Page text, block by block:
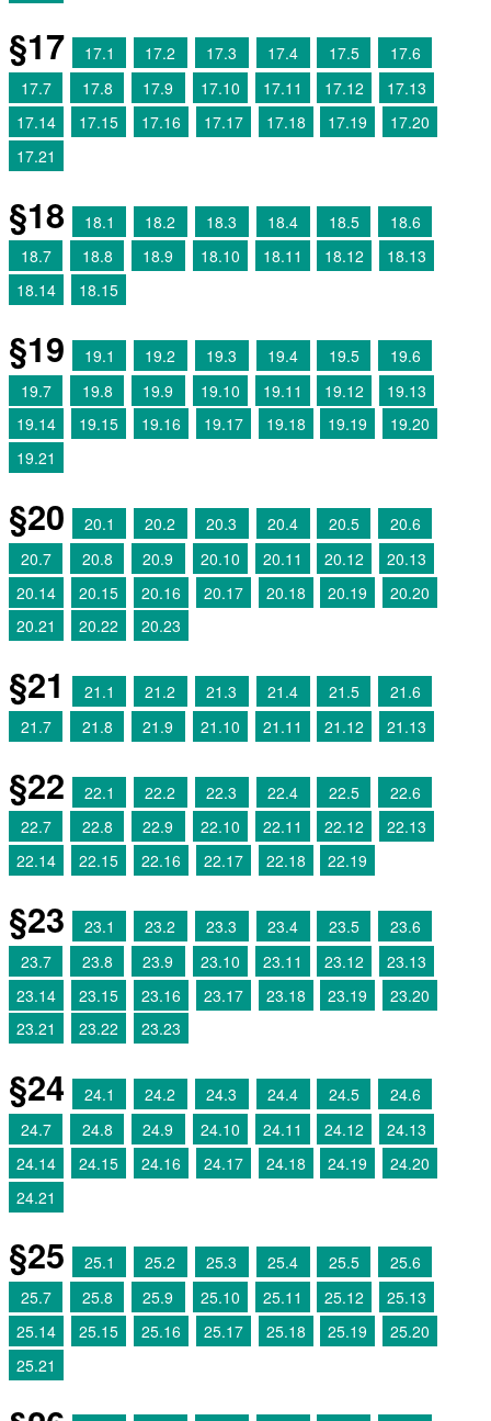
§17 17.1 17.2 17.3 17.4 17.5
17.6
17.7
17.8 17.9 17.10 17.11 17.12
17.13
17.14
17.15 17.16 17.17 17.18 17.19
17.20
17.21
§18 18.1 18.2 18.3 18.4 18.5
18.6
18.7
18.8 18.9 18.10 18.11 18.12
18.13
18.14
18.15
§19 19.1 19.2 19.3 19.4 19.5
19.6
19.7
19.8 19.9 19.10 19.11 19.12
19.13
19.14
19.15 19.16 19.17 19.18 19.19
19.20
19.21
§20 20.1 20.2 20.3 20.4 20.5
20.6
20.7
20.8 20.9 20.10 20.11 20.12
20.13
20.14
20.15 20.16 20.17 20.18 20.19
20.20
20.21
20.22 20.23
§21 21.1 21.2 21.3 21.4 21.5
21.6
21.7
21.8 21.9 21.10 21.11 21.12 21.13
§22 22.1 22.2 22.3 22.4 22.5
22.6
22.7
22.8 22.9 22.10 22.11 22.12
22.13
22.14
22.15 22.16 22.17 22.18 22.19
§23 23.1 23.2 23.3 23.4 23.5
23.6
23.7
23.8 23.9 23.10 23.11 23.12
23.13
23.14
23.15 23.16 23.17 23.18 23.19
23.20
23.21
23.22 23.23
§24 24.1 24.2 24.3 24.4 24.5
24.6
24.7
24.8 24.9 24.10 24.11 24.12
24.13
24.14
24.15 24.16 24.17 24.18 24.19
24.20
24.21
§25 25.1 25.2 25.3 25.4 25.5
25.6
25.7
25.8 25.9 25.10 25.11 25.12
25.13
25.14
25.15 25.16 25.17 25.18 25.19
25.20
25.21